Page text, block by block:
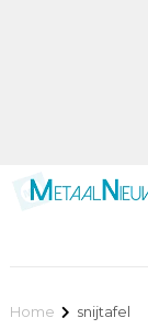
Home snijtafel